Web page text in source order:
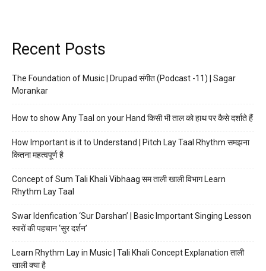
Recent Posts
The Foundation of Music | Drupad संगीत (Podcast -11) | Sagar
Morankar
How to show Any Taal on your Hand किसी भी ताल को हाथ पर कैसे दर्शाते हैं
How Important is it to Understand | Pitch Lay Taal Rhythm समझना
कितना महत्वपूर्ण है
Concept of Sum Tali Khali Vibhaag सम ताली खाली विभाग Learn
Rhythm Lay Taal
Swar Idenfication ‘Sur Darshan’ | Basic Important Singing Lesson
स्वरों की पहचान ‘सुर दर्शन’
Learn Rhythm Lay in Music | Tali Khali Concept Explanation ताली
खाली क्या है